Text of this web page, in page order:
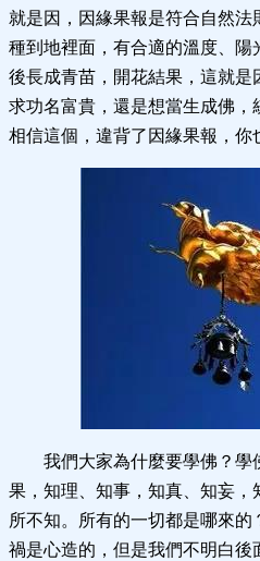
就是因，因緣果報是符合自然
種到地裡面，有合適的溫度、
後長成青苗，開花結果，這就是
求功名富貴，還是想當生成佛
相信這個，違背了因緣果報，你
我們大家為什麼要學佛？學
果，知理、知事，知真、知妄
所不知。所有的一切都是哪來的
禍是心造的，但是我們不明白